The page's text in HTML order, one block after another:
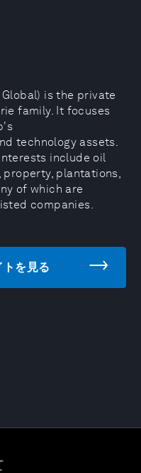
is the private
family. It focuses
technology assets.
include oil
property, plantations,
of which are
companies.
を見る